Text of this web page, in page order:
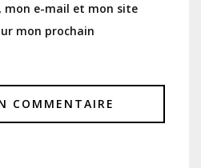
mon e-mail et mon site
mon prochain